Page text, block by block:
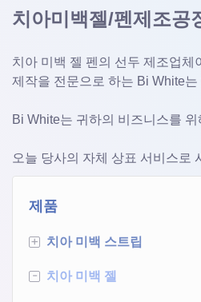
치아미백젤/펜제조공
치아 미백 젤 펜의 선두 제조업
제작을 전문으로 하는 Bi White
Bi White는 귀하의 비즈니스를
오늘 당사의 자체 상표 서비스로
제품
+ 치아 미백 스트립
HP 치아 미백 스트립
- 치아 미백 젤